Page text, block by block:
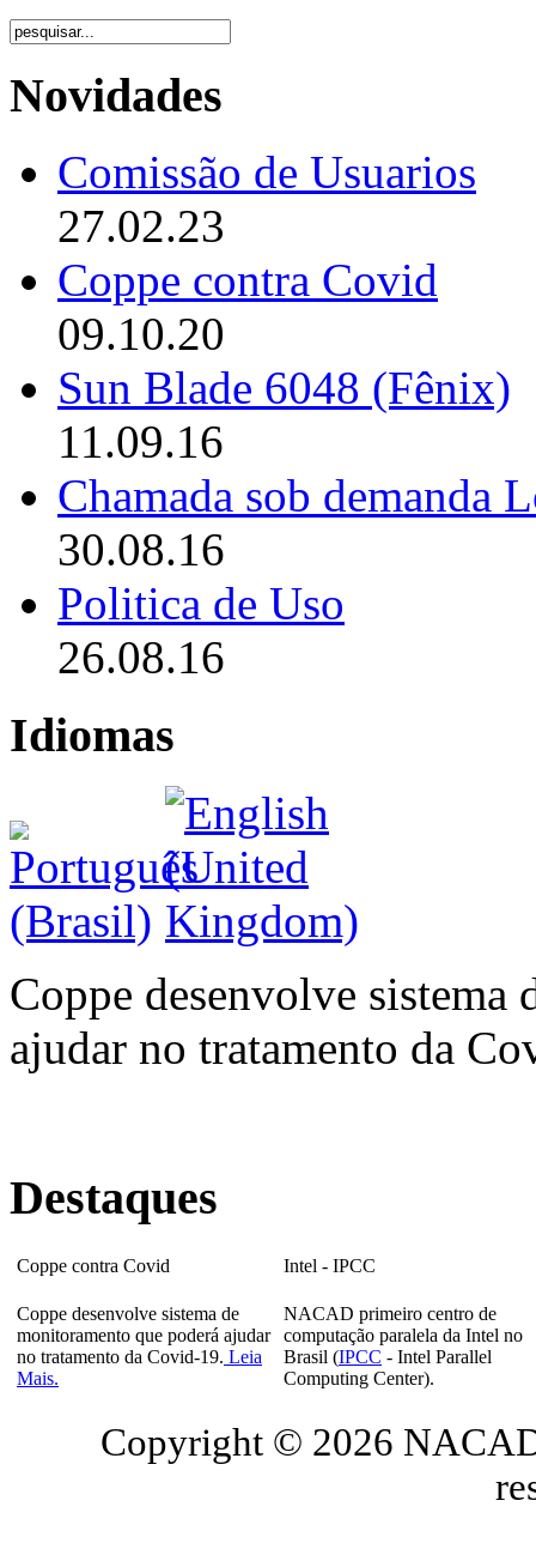
Novidades
Comissão de Usuarios
27.02.23
Coppe contra Covid
09.10.20
Sun Blade 6048 (Fênix)
11.09.16
Chamada sob demanda
30.08.16
Politica de Uso
26.08.16
Idiomas
Coppe desenvolve sistema
ajudar no tratamento da
Destaques
Coppe contra Covid
Coppe desenvolve sistema de
monitoramento que poderá ajudar
no tratamento da Covid-19. Leia
Mais.
Intel - IPCC
NACAD primeiro centro de
computação paralela da Intel no
Brasil (IPCC - Intel Parallel
Computing Center).
Copyright © 2026